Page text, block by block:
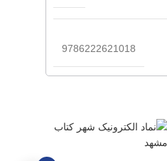
9786222621018